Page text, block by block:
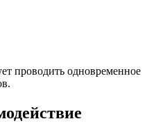
проводить одновременное